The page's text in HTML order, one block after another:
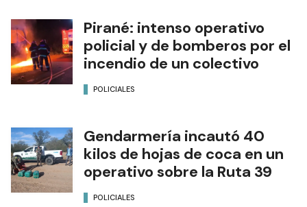
Pirané: intenso operativo
policial y de bomberos por el
incendio de un colectivo
POLICIALES
Gendarmería incautó 40
kilos de hojas de coca en un
operativo sobre la Ruta 39
POLICIALES